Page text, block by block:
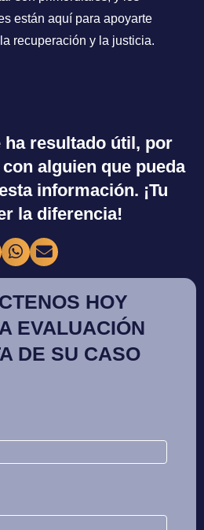
están aquí para apoyarte
recuperación y la justicia.
resultado útil, por
alguien que pueda
información. ¡Tu
la diferencia!
HOY
EVALUACIÓN
DE SU CASO